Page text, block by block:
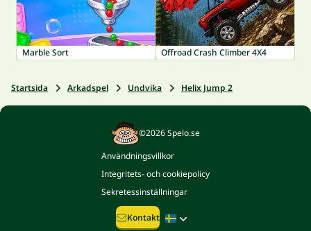
Marble Sort Offroad Crash Climber 4X4
Startsida Arkadspel Undvika Helix Jump 2
©2026 Spelo.se
Användningsvillkor
Integritets- och cookiepolicy
Sekretessinställningar
Kontakt